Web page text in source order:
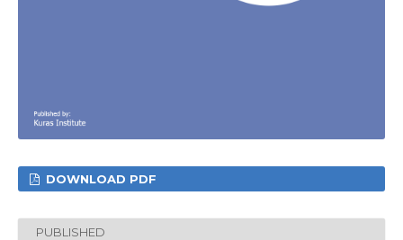
DOWNLOAD PDF
PUBLISHED